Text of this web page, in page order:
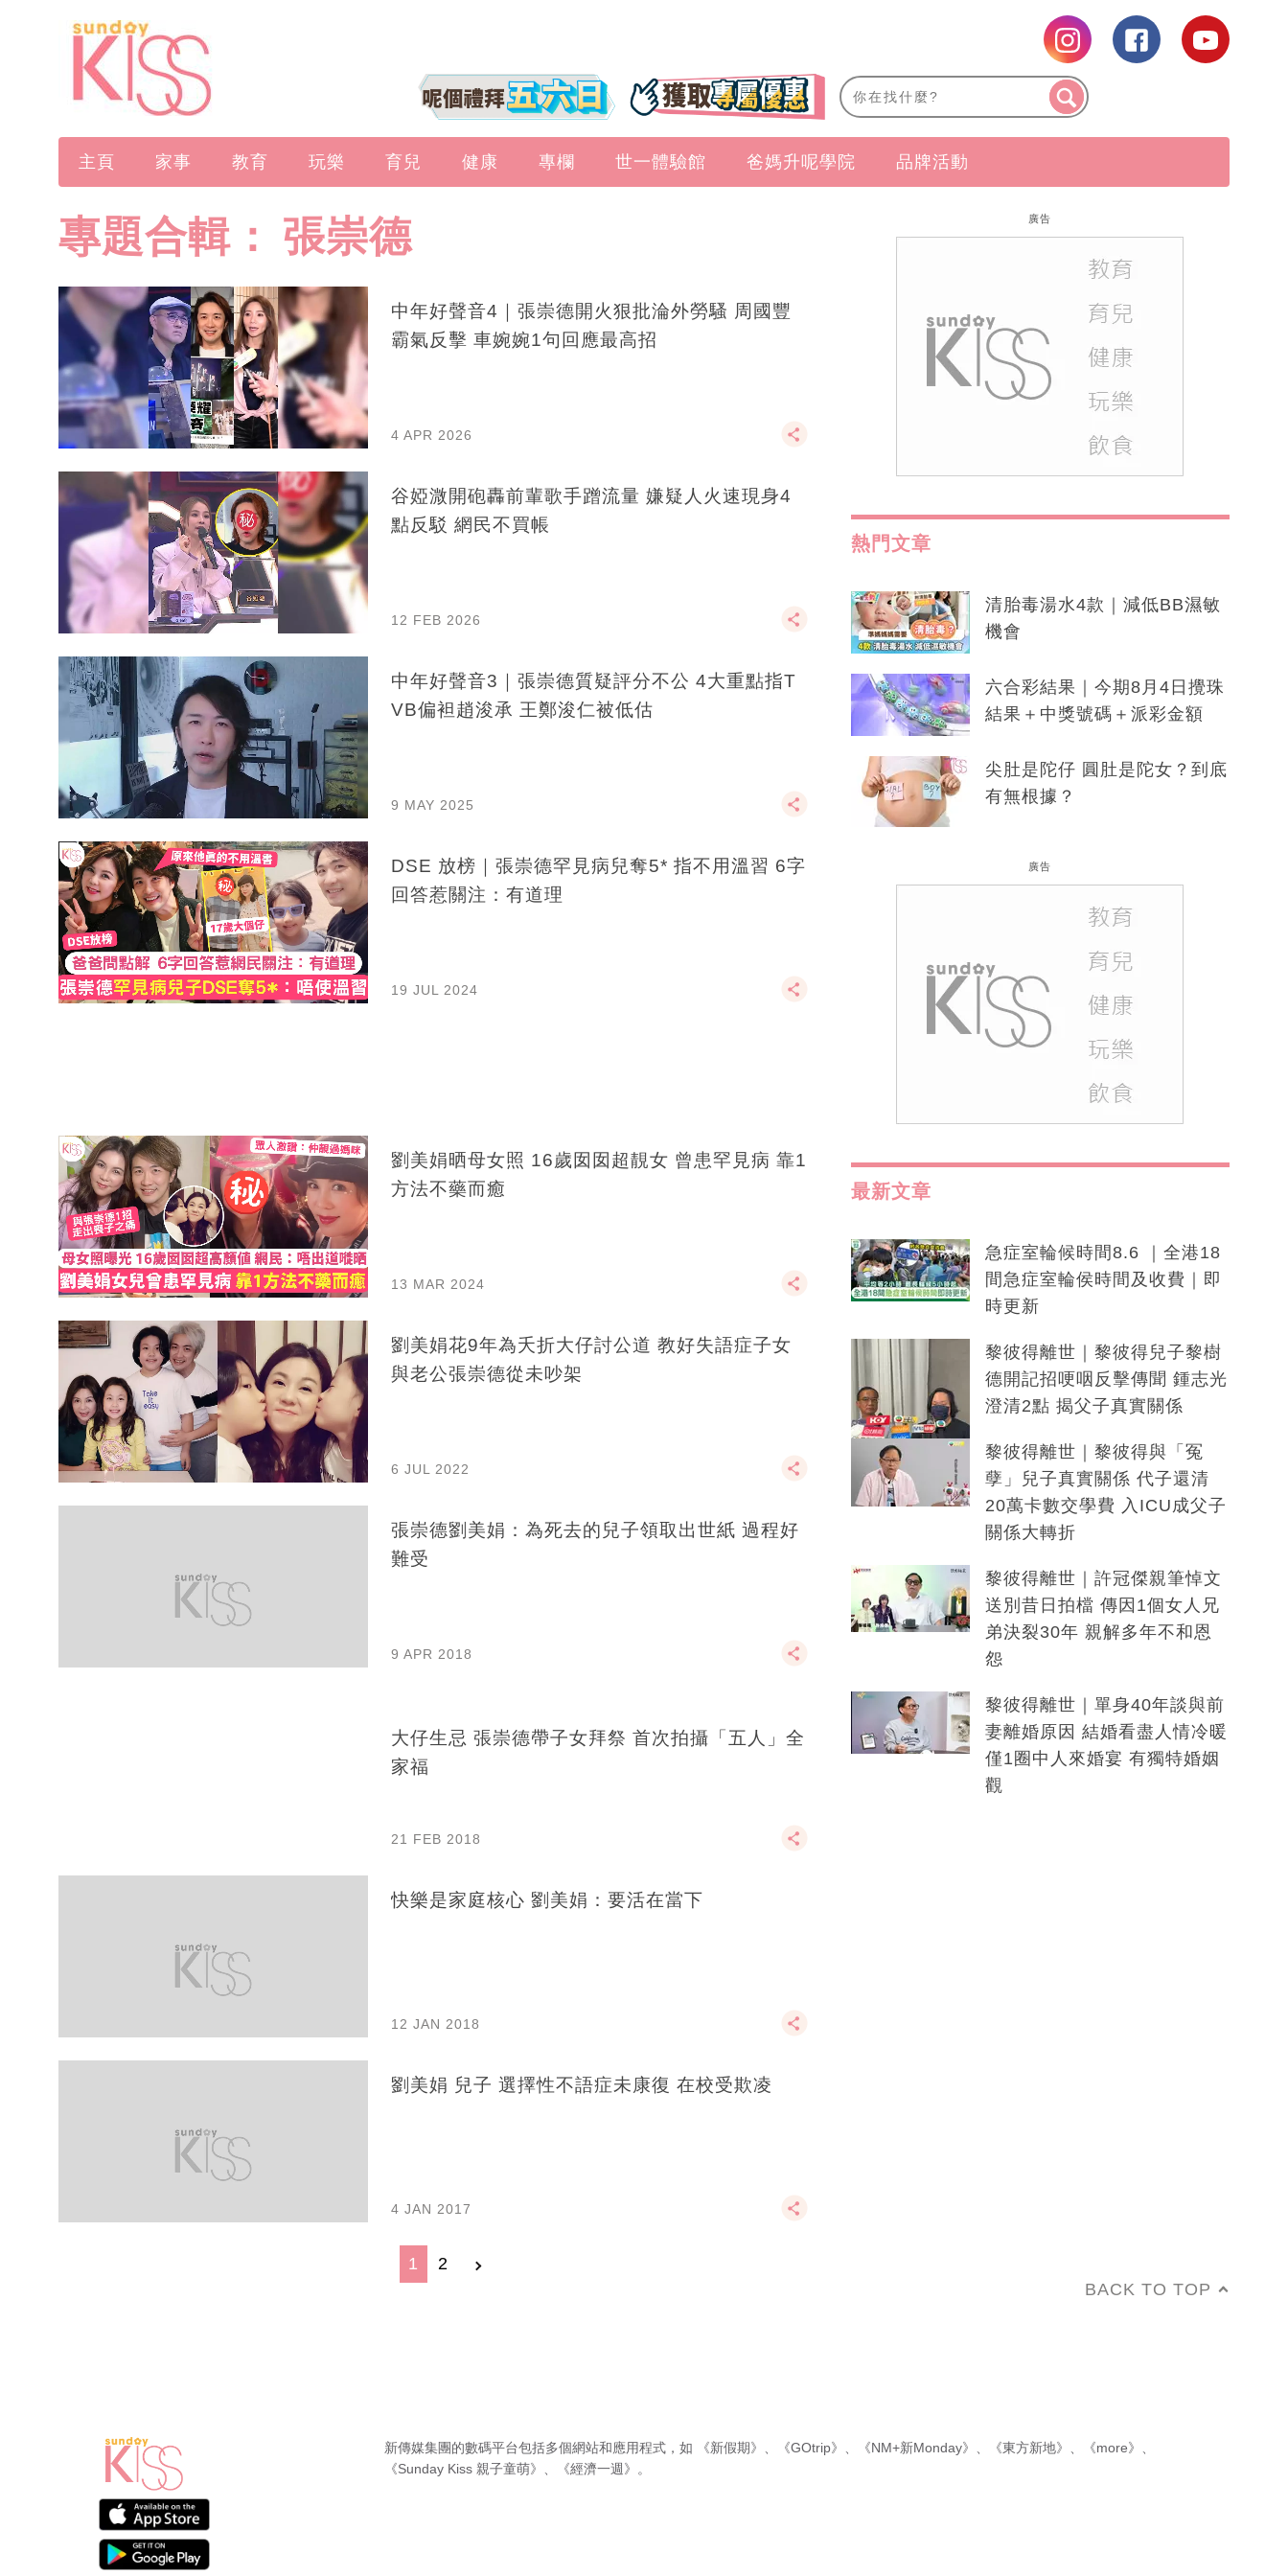
主頁 家事 教育 玩樂 育兒 健康 專欄 世一體驗館 爸媽升呢學院 品牌活動
專題合輯： 張崇德
中年好聲音4｜張崇德開火狠批淪外勞騷 周國豐
霸氣反擊 車婉婉1句回應最高招
4 APR 2026
谷婭溦開砲轟前輩歌手蹭流量 嫌疑人火速現身4
點反駁 網民不買帳
12 FEB 2026
中年好聲音3｜張崇德質疑評分不公 4大重點指T
VB偏袒趙浚承 王鄭浚仁被低估
9 MAY 2025
DSE 放榜｜張崇德罕見病兒奪5* ​​指不用溫習 6字
回答惹關注：有道理
19 JUL 2024
劉美娟晒母女照 16歲囡囡超靚女 曾患罕見病 靠1
方法不藥而癒
13 MAR 2024
劉美娟花9年為夭折大仔討公道 教好失語症子女
與老公張崇德從未吵架
6 JUL 2022
張崇德劉美娟：為死去的兒子領取出世紙 過程好
難受
9 APR 2018
大仔生忌 張崇德帶子女拜祭 首次拍攝「五人」全
家福
21 FEB 2018
快樂是家庭核心 劉美娟：要活在當下
12 JAN 2018
劉美娟 兒子 選擇性不語症未康復 在校受欺凌
4 JAN 2017
1 2
廣告
熱門文章
清胎毒湯水4款｜減低BB濕敏
機會
六合彩結果｜今期8月4日攪珠
結果＋中獎號碼＋派彩金額
尖肚是陀仔 圓肚是陀女？到底
有無根據？
廣告
最新文章
急症室輪候時間8.6 ｜全港18
間急症室輪侯時間及收費｜即
時更新
黎彼得離世｜黎彼得兒子黎樹
德開記招哽咽反擊傳聞 鍾志光
澄清2點 揭父子真實關係
黎彼得離世｜黎彼得與「冤
孽」兒子真實關係 代子還清
20萬卡數交學費 入ICU成父子
關係大轉折
黎彼得離世｜許冠傑親筆悼文
送別昔日拍檔 傳因1個女人兄
弟決裂30年 親解多年不和恩
怨
黎彼得離世｜單身40年談與前
妻離婚原因 結婚看盡人情冷暖
僅1圈中人來婚宴 有獨特婚姻
觀
BACK TO TOP
新傳媒集團的數碼平台包括多個網站和應用程式，如 《新假期》 《GOtrip》 《NM+新Monday》 《東方新地》 《more》
《Sunday Kiss 親子童萌》
《經濟一週》 。